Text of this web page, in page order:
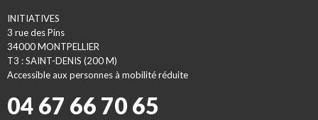
INITIATIVES
3 rue des Pins
34000 MONTPELLIER
T3 : SAINT-DENIS (200 M)
Accessible aux personnes à mobilité réduite
04 67 66 70 65